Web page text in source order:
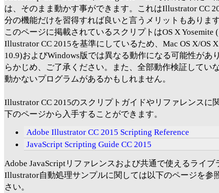
は、そのまま動かす事ができます。これはIllustrator CC
分の機能だけを習得すれば良いと言うメリットもありま
このページに掲載されているスクリプトはOS X Yosemite
Illustrator CC 2015を基準にしているため、Mac OS X/OS
10.9)およびWindows版では異なる動作になる可能性があ
らかじめ、ご了承ください。また、全部動作検証してい
動かないプログラムがあるかもしれません。
Illustrator CC 2015のスクリプトガイドやリファレンスに
下のページから入手することができます。
Adobe Illustrator CC 2015 Scripting Reference
JavaScript Scripting Guide CC 2015
Adobe JavaScriptリファレンスおよび共通で使えるライブ
Illustrator自動処理サンプルに関しては以下のページを参
さい。